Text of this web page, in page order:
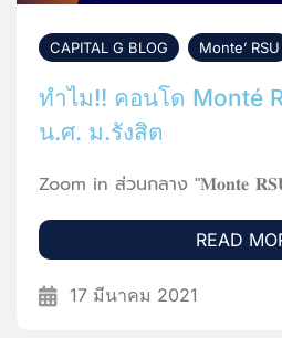
CAPITAL G BLOG Monte’ RSU
ทำไม!! คอนโด Monté
น.ศ. ม.รังสิต
Zoom in ส่วนกลาง "𝐌𝐨𝐧𝐭𝐞
READ
17 มีนาคม 2021